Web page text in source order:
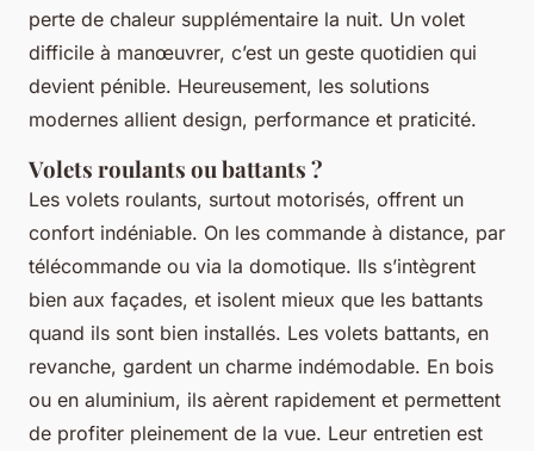
perte de chaleur supplémentaire la nuit. Un volet
difficile à manœuvrer, c’est un geste quotidien qui
devient pénible. Heureusement, les solutions
modernes allient design, performance et praticité.
Volets roulants ou battants ?
Les volets roulants, surtout motorisés, offrent un
confort indéniable. On les commande à distance, par
télécommande ou via la domotique. Ils s’intègrent
bien aux façades, et isolent mieux que les battants
quand ils sont bien installés. Les volets battants, en
revanche, gardent un charme indémodable. En bois
ou en aluminium, ils aèrent rapidement et permettent
de profiter pleinement de la vue. Leur entretien est